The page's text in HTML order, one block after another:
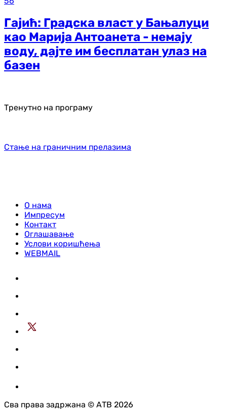
Гајић: Градска власт у Бањалуци
као Марија Антоанета - немају
воду, дајте им бесплатан улаз на
базен
Тренутно на програму
Стање на граничним прелазима
О нама
Импресум
Контакт
Оглашавање
Услови коришћења
WEBMAIL
Сва права задржана © АТВ 2026